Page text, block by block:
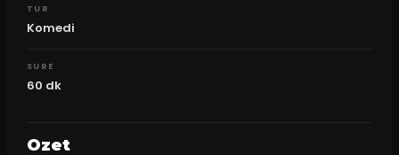
TUR
Komedi
SURE
60 dk
Ozet